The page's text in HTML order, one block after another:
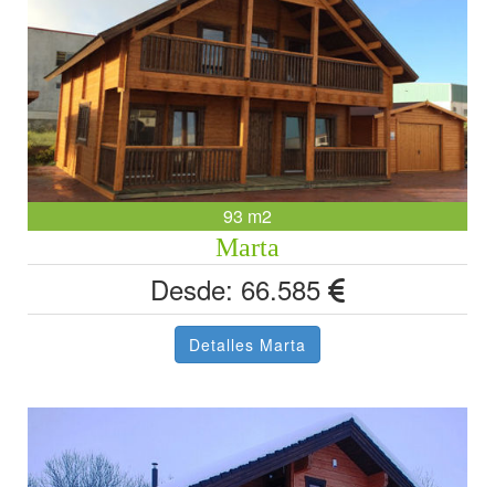
93 m2
Marta
Desde: 66.585
Detalles Marta